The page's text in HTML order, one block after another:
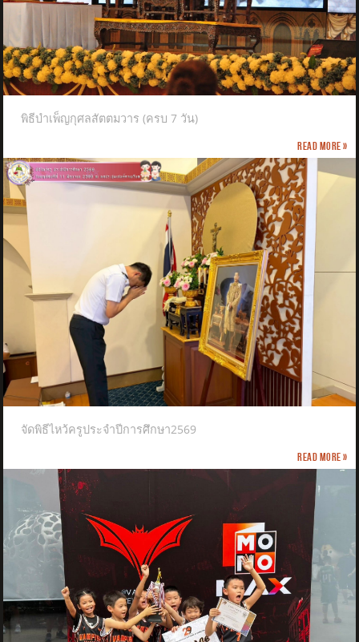
พิธีบำเพ็ญกุศลสัตตมวาร (ครบ 7 วัน)
Read more »
จัดพิธีไหว้ครูประจำปีการศึกษา2569
Read more »